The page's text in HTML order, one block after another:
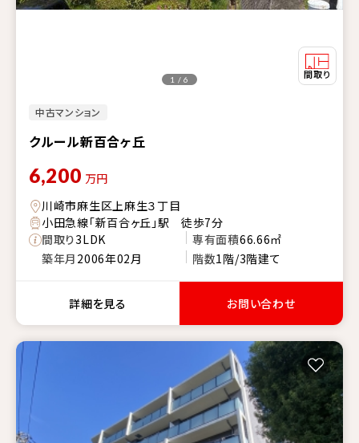
中古マンション
クルール新百合ヶ丘
1 / 6
6,200 万円
川崎市麻生区上麻生３丁目
小田急線「新百合ヶ丘」駅 徒歩7分
間取り3LDK 専有面積66.66㎡
築年月 2006年02月 階数1階/3階建て
詳細を見る お問い合わせ